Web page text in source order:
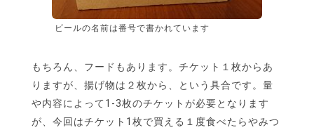
ビールの名前は番号で書かれています
もちろん、フードもあります。チケット１枚からあ
りますが、揚げ物は２枚から、という具合です。量
や内容によって1-3枚のチケットが必要となります
が、今回はチケット1枚で買える１度食べたらやみつ